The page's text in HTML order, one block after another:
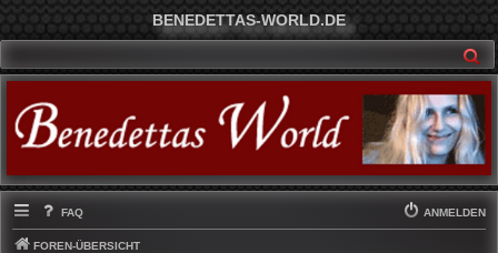
BENEDETTAS-WORLD.DE
FAQ ANMELDEN
FOREN-ÜBERSICHT